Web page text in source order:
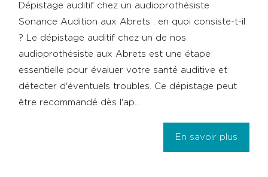
Dépistage auditif chez un audioprothésiste
Sonance Audition aux Abrets : en quoi consiste-t-il
? Le dépistage auditif chez un de nos
audioprothésiste aux Abrets est une étape
essentielle pour évaluer votre santé auditive et
détecter d'éventuels troubles. Ce dépistage peut
être recommandé dès l'ap...
En savoir plus